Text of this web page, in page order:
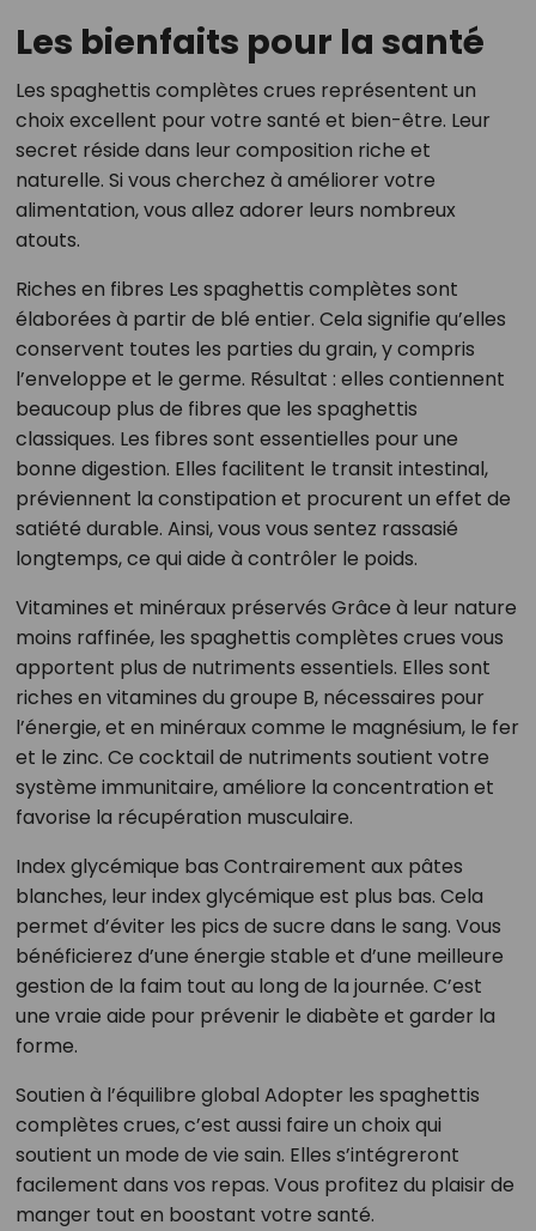
Les bienfaits pour la santé
Les spaghettis complètes crues représentent un
choix excellent pour votre santé et bien-être. Leur
secret réside dans leur composition riche et
naturelle. Si vous cherchez à améliorer votre
alimentation, vous allez adorer leurs nombreux
atouts.
Riches en fibres Les spaghettis complètes sont
élaborées à partir de blé entier. Cela signifie qu’elles
conservent toutes les parties du grain, y compris
l’enveloppe et le germe. Résultat : elles contiennent
beaucoup plus de fibres que les spaghettis
classiques. Les fibres sont essentielles pour une
bonne digestion. Elles facilitent le transit intestinal,
préviennent la constipation et procurent un effet de
satiété durable. Ainsi, vous vous sentez rassasié
longtemps, ce qui aide à contrôler le poids.
Vitamines et minéraux préservés Grâce à leur nature
moins raffinée, les spaghettis complètes crues vous
apportent plus de nutriments essentiels. Elles sont
riches en vitamines du groupe B, nécessaires pour
l’énergie, et en minéraux comme le magnésium, le fer
et le zinc. Ce cocktail de nutriments soutient votre
système immunitaire, améliore la concentration et
favorise la récupération musculaire.
Index glycémique bas Contrairement aux pâtes
blanches, leur index glycémique est plus bas. Cela
permet d’éviter les pics de sucre dans le sang. Vous
bénéficierez d’une énergie stable et d’une meilleure
gestion de la faim tout au long de la journée. C’est
une vraie aide pour prévenir le diabète et garder la
forme.
Soutien à l’équilibre global Adopter les spaghettis
complètes crues, c’est aussi faire un choix qui
soutient un mode de vie sain. Elles s’intégreront
facilement dans vos repas. Vous profitez du plaisir de
manger tout en boostant votre santé.